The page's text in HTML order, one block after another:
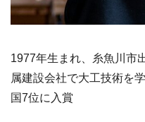
1977年生まれ、糸魚川市
属建設会社で大工技術を
国7位に入賞